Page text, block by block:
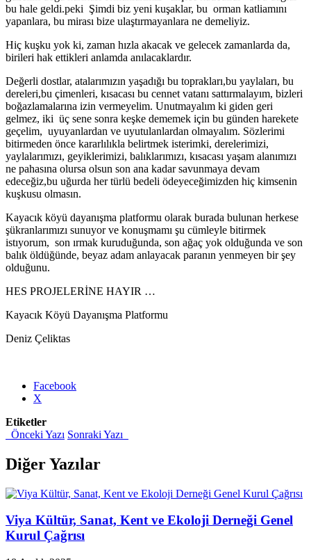
bu hale geldi.peki Şimdi biz yeni kuşaklar, bu orman katliamını
yapanlara, bu mirası bize ulaştırmayanlara ne demeliyiz.
Hiç kuşku yok ki, zaman hızla akacak ve gelecek zamanlarda da,
birileri hak ettikleri anlamda anılacaklardır.
Değerli dostlar, atalarımızın yaşadığı bu toprakları,bu yaylaları, bu
dereleri,bu çimenleri, kısacası bu cennet vatanı sattırmalayım, bizleri
boğazlamalarına izin vermeyelim. Unutmayalım ki giden geri
gelmez, iki üç sene sonra keşke dememek için bu günden harekete
geçelim, uyuyanlardan ve uyutulanlardan olmayalım. Sözlerimi
bitirmeden önce kararlılıkla belirtmek isterimki, derelerimizi,
yaylalarımızı, geyiklerimizi, balıklarımızı, kısacası yaşam alanımızı
ne pahasına olursa olsun son ana kadar savunmaya devam
edeceğiz,bu uğurda her türlü bedeli ödeyeceğimizden hiç kimsenin
kuşkusu olmasın.
Kayacık köyü dayanışma platformu olarak burada bulunan herkese
şükranlarımızı sunuyor ve konuşmamı şu cümleyle bitirmek
istıyorum, son ırmak kuruduğunda, son ağaç yok olduğunda ve son
balık öldüğünde, beyaz adam anlayacak paranın yenmeyen bir şey
olduğunu.
HES PROJELERİNE HAYIR …
Kayacık Köyü Dayanışma Platformu
Deniz Çeliktas
Share
"Kizirnos
HES’e
Direniyor
/19.11.2010"
Facebook
X
Etiketler
Önceki Yazı Sonraki Yazı
Diğer Yazılar
Viya Kültür, Sanat, Kent ve Ekoloji Derneği Genel
Kurul Çağrısı